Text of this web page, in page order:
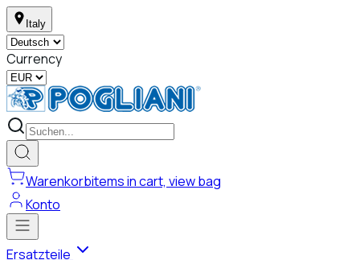
Italy
Currency
Warenkorbitems in cart, view bag
Konto
Ersatzteile